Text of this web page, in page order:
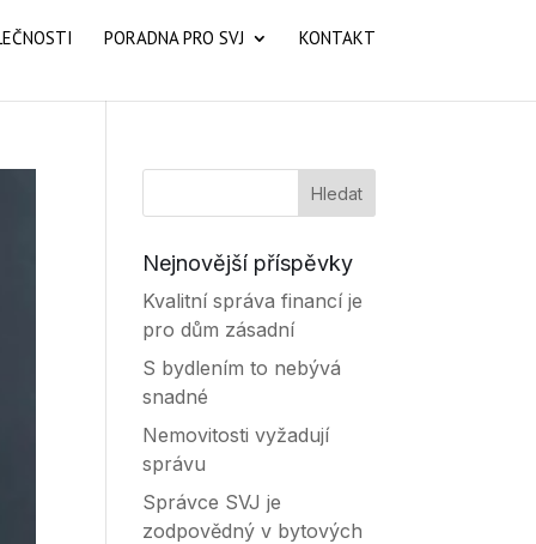
PORADNA PRO SVJ KONTAKT
Nejnovější příspěvky
Kvalitní správa financí je
pro dům zásadní
S bydlením to nebývá
snadné
Nemovitosti vyžadují
správu
Správce SVJ je
zodpovědný v bytových